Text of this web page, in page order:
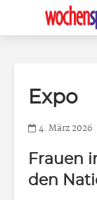
Expo
4. März 2026
Frauen
den